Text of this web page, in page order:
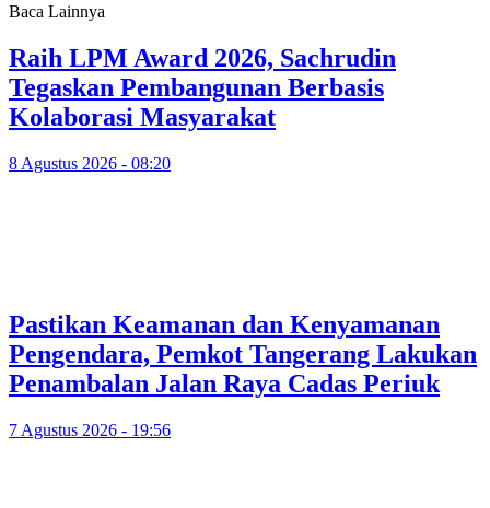
Baca Lainnya
Raih LPM Award 2026, Sachrudin
Tegaskan Pembangunan Berbasis
Kolaborasi Masyarakat
8 Agustus 2026 - 08:20
Pastikan Keamanan dan Kenyamanan
Pengendara, Pemkot Tangerang Lakukan
Penambalan Jalan Raya Cadas Periuk
7 Agustus 2026 - 19:56